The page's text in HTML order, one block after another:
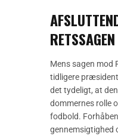
Mens sagen mod
tidligere
det tydeligt, at
dommernes rolle
fodbold.
gennemsigtighed